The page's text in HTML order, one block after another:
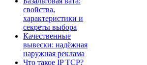
свойства,
характеристики и
секреты выбора
Качественные
вывески: надёжная
наружная реклама
Что такое IP TCP?